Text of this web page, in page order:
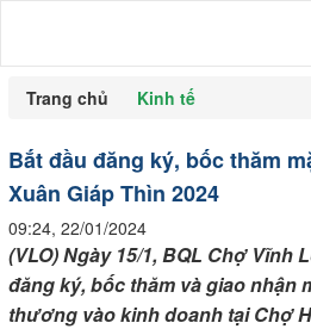
Trang chủ
Kinh tế
Bắt đầu đăng ký, bốc thăm
Xuân Giáp Thìn 2024
09:24, 22/01/2024
(VLO) Ngày 15/1, BQL Chợ Vĩnh
đăng ký, bốc thăm và giao nhận
thương vào kinh doanh tại Chợ